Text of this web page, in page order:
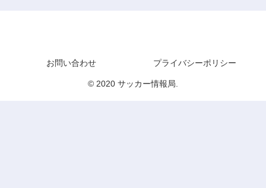
お問い合わせ プライバシーポリシー
© 2020 サッカー情報局.